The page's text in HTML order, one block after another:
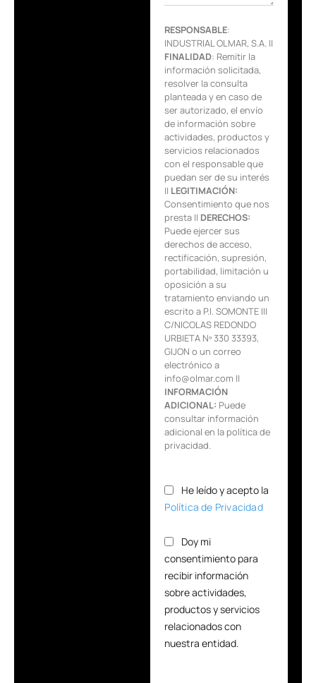
RESPONSABLE:
INDUSTRIAL OLMAR, S.A. ||
FINALIDAD: Remitir la
información solicitada,
resolver la consulta
planteada y en caso de
ser autorizado, el envío
de información sobre
actividades, productos y
servicios relacionados
con el responsable que
puedan ser de su interés
|| LEGITIMACIÓN:
Consentimiento que nos
presta || DERECHOS:
Puede ejercer sus
derechos de acceso,
rectificación, supresión,
portabilidad, limitación u
oposición a su
tratamiento enviando un
escrito a P.I. SOMONTE III
C/NICOLAS REDONDO
URBIETA Nº 330 33393,
GIJON o un correo
electrónico a
info@olmar.com ||
INFORMACIÓN
ADICIONAL: Puede
consultar información
adicional en la política de
privacidad.
He leído y acepto la
Política de Privacidad
Doy mi
consentimiento para
recibir información
sobre actividades,
productos y servicios
relacionados con
nuestra entidad.